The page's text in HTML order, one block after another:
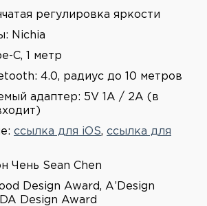
регулировка яркости
Nichia
C, 1 метр
4.0, радиус до 10 метров
адаптер: 5V 1A / 2A (в
ссылка для iOS, ссылка для
Чень Sean Chen
Design Award, А’Design
Design Award